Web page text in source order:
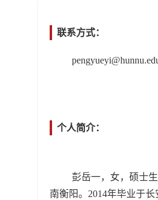
联系方式：
个人简介：
彭岳一，女，硕士
南衡阳。2014年毕业于